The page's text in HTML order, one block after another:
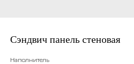
Сэндвич панель стеновая
Наполнитель